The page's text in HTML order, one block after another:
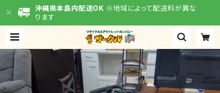
沖縄県本島内配送OK ※地域によって配送料が異な
ります